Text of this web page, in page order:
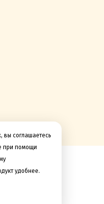
вы соглашаетесь
при помощи
удобнее.